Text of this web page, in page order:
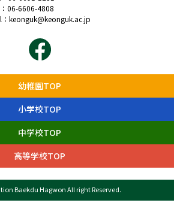
：06-6606-4808
keonguk@keonguk.ac.jp
幼稚園TOP
小学校TOP
中学校TOP
高等学校TOP
Baekdu Hagwon All right Reserved.